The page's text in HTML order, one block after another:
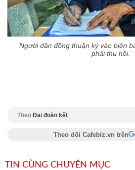
Người dân đồng thuận ký vào biên
phải thu hồi.
Theo Đại đoàn kết
Theo dõi Cafebiz.vn trên
TIN CÙNG CHUYÊN MỤC